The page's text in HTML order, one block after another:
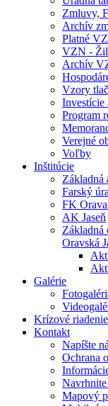
Zmluvy,
Archív
Platné
VZN -
Archív
Vzory
Investície
Program
Verejné
Voľby
Inštitúcie
Základná
Farský
FK
AK Jaseň
Základná
Oravská
Galérie
Krízové riadenie
Kontakt
Napíšte
Ochrana
Navrhnite
Mapový